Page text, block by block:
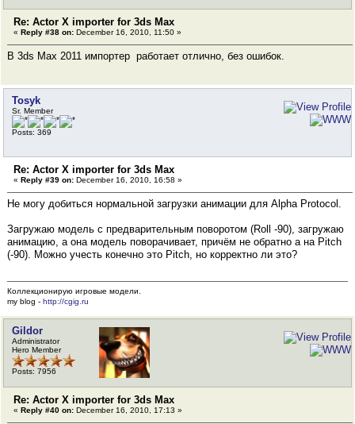
Re: Actor X importer for 3ds Max
« Reply #38 on: December 16, 2010, 11:50 »
В 3ds Max 2011 импортер работает отлично, без ошибок.
Tosyk
Sr. Member
Posts: 369
Re: Actor X importer for 3ds Max
« Reply #39 on: December 16, 2010, 16:58 »
Не могу добиться нормальной загрузки анимации для Alpha Protocol.
Загружаю модель с предварительным поворотом (Roll -90), загружаю
анимацию, а она модель поворачивает, причём не обратно а на Pitch
(-90). Можно учесть конечно это Pitch, но корректно ли это?
Коллекционирую игровые модели.
my blog - http://cgig.ru
Gildor
Administrator
Hero Member
Posts: 7956
Re: Actor X importer for 3ds Max
« Reply #40 on: December 16, 2010, 17:13 »